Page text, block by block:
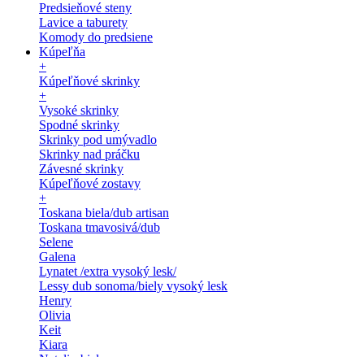
Predsieňové steny
Lavice a taburety
Komody do predsiene
Kúpeľňa
+
Kúpeľňové skrinky
+
Vysoké skrinky
Spodné skrinky
Skrinky pod umývadlo
Skrinky nad práčku
Závesné skrinky
Kúpeľňové zostavy
+
Toskana biela/dub artisan
Toskana tmavosivá/dub
Selene
Galena
Lynatet /extra vysoký lesk/
Lessy dub sonoma/biely vysoký lesk
Henry
Olivia
Keit
Kiara